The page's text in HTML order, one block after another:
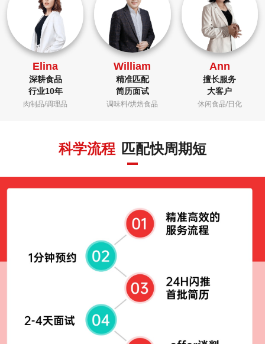
Elina
深耕食品
行业10年
肉制品/调理品
William
精准匹配
简历面试
调味料/烘焙食品
Ann
擅长服务
大客户
休闲食品/日化
科学流程 匹配快周期短